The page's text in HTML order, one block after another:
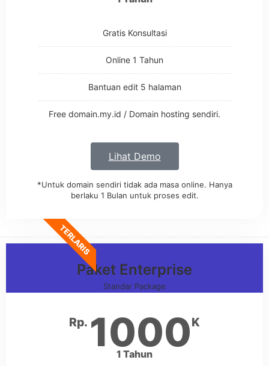
Gratis Konsultasi
Online 1 Tahun
Bantuan edit 5 halaman
Free domain.my.id / Domain hosting sendiri.
Lihat Demo
*Untuk domain sendiri tidak ada masa online. Hanya
berlaku 1 Bulan untuk proses edit.
TERLARIS
Paket Enterprise
Standar Package
Rp. 1000K
1 Tahun